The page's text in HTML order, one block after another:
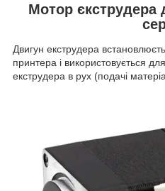
Мотор єкструдера
Двигун екструдера
принтера і використовується
екструдера в рух (подачі